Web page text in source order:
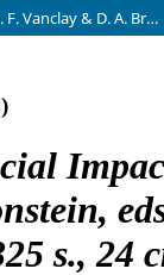
Environmental and Social Impact Assessment. F. Vanclay & D. A. Bronstein, eds. Wiley, Chichester 1995. xiii, 325 s., 24 cm. G8P30,-.